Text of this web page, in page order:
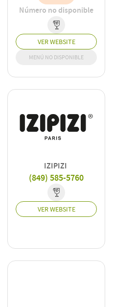
Número no disponible
VER WEBSITE
MENÚ NO DISPONIBLE
IZIPIZI
(849) 585-5760
VER WEBSITE